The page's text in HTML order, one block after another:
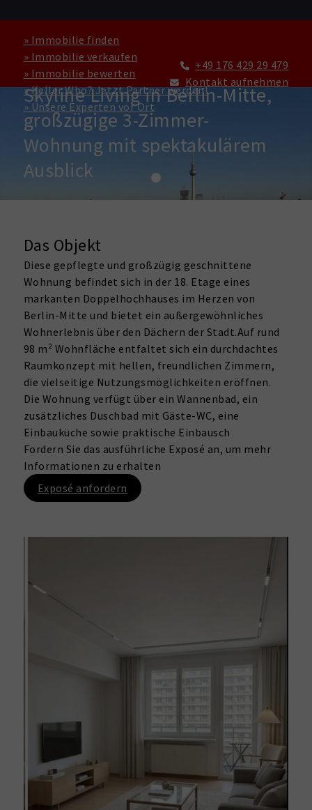
» Immobilie finden
» Immobilie verkaufen
» Immobilie bewerten
» Keller Who? Jetzt Partner werden!
» Unsere Experten vor Ort
+49 176 429 29 479
Kontakt aufnehmen
WOHNUNG ZU KAUFEN IN BERLIN
Skyline Living in Berlin-Mitte,
großzügige 3-Zimmer-
Wohnung mit spektakulärem
Ausblick
Das Objekt
Diese gepflegte und großzügig geschnittene
Wohnung befindet sich in der 18. Etage eines
markanten Doppelhochhauses im Herzen von
Berlin-Mitte und bietet ein außergewöhnliches
Wohnerlebnis über den Dächern der Stadt.Auf rund
98 m² Wohnfläche entfaltet sich ein durchdachtes
Raumkonzept mit hellen, freundlichen Zimmern,
die vielseitige Nutzungsmöglichkeiten eröffnen.
Die Wohnung verfügt über ein Wannenbad, ein
zusätzliches Duschbad mit Gäste-WC, eine
Einbauküche sowie praktische Einbausch
Fordern Sie das ausführliche Exposé an, um mehr
Informationen zu erhalten
Exposé anfordern